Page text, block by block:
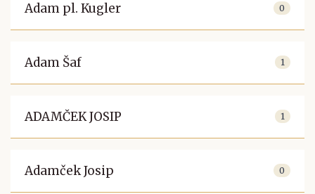
Adam pl. Kugler 0
Adam Šaf 1
ADAMČEK JOSIP 1
Adamček Josip 0